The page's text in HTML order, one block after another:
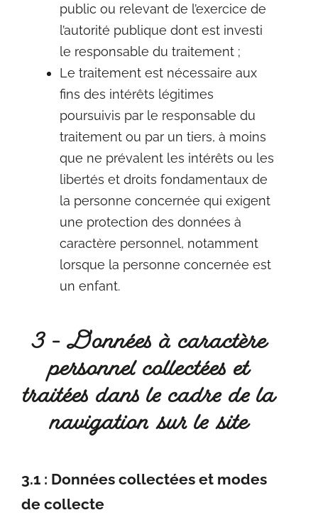
public ou relevant de l’exercice de
l’autorité publique dont est investi
le responsable du traitement ;
Le traitement est nécessaire aux
fins des intérêts légitimes
poursuivis par le responsable du
traitement ou par un tiers, à moins
que ne prévalent les intérêts ou les
libertés et droits fondamentaux de
la personne concernée qui exigent
une protection des données à
caractère personnel, notamment
lorsque la personne concernée est
un enfant.
3 - Données à caractère
personnel collectées et
traitées dans le cadre de la
navigation sur le site
3.1 : Données collectées et modes
de collecte